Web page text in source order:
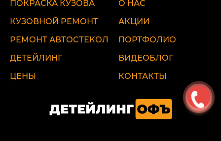
ПОКРАСКА КУЗОВА
КУЗОВНОЙ РЕМОНТ
РЕМОНТ АВТОСТЕКОЛ
ДЕТЕЙЛИНГ
ЦЕНЫ
О НАС
АКЦИИ
ПОРТФОЛИО
ВИДЕОБЛОГ
КОНТАКТЫ